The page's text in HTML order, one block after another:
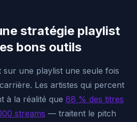
stratégie playlist
bons outils
une playlist une seule fois
Les artistes qui percent
à la réalité que 88 % des titres
streams — traitent le pitch